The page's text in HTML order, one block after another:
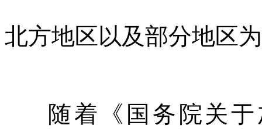
北方地区以及部分地区
随着《国务院关于